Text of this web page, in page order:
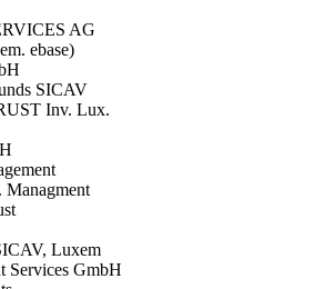
AG
ebase)
SICAV
Inv. Lux.
Managment
Luxem
Services GmbH